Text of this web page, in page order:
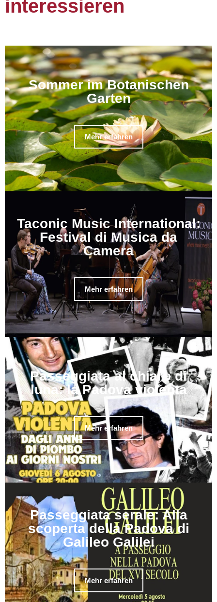
interessieren
Sommer im Botanischen
Garten
Mehr erfahren
Taconic Music International:
Festival di Musica da
Camera
Mehr erfahren
Passeggiata al chiaro di
luna: la Padova violenta
Mehr erfahren
Passeggiata serale: Alla
scoperta della Padova di
Galileo Galilei
Mehr erfahren